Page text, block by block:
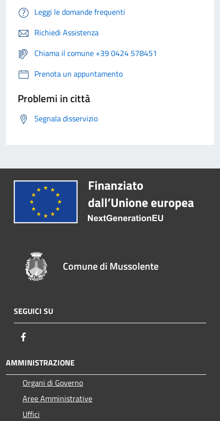
Leggi le domande frequenti
Richiedi Assistenza
Chiama il comune +39 0424 578451
Prenota un appuntamento
Problemi in città
Segnala disservizio
Comune di Mussolente
SEGUICI SU
AMMINISTRAZIONE
Organi di Governo
Aree Amministrative
Uffici